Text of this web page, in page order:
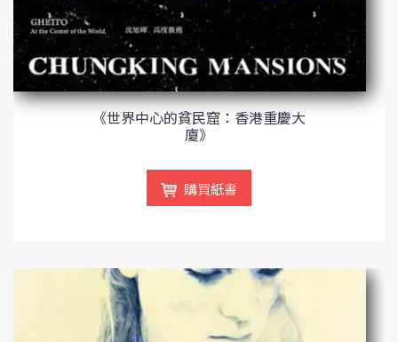
《世界中心的貧民窟：香港重慶大
廈》
購買紙書